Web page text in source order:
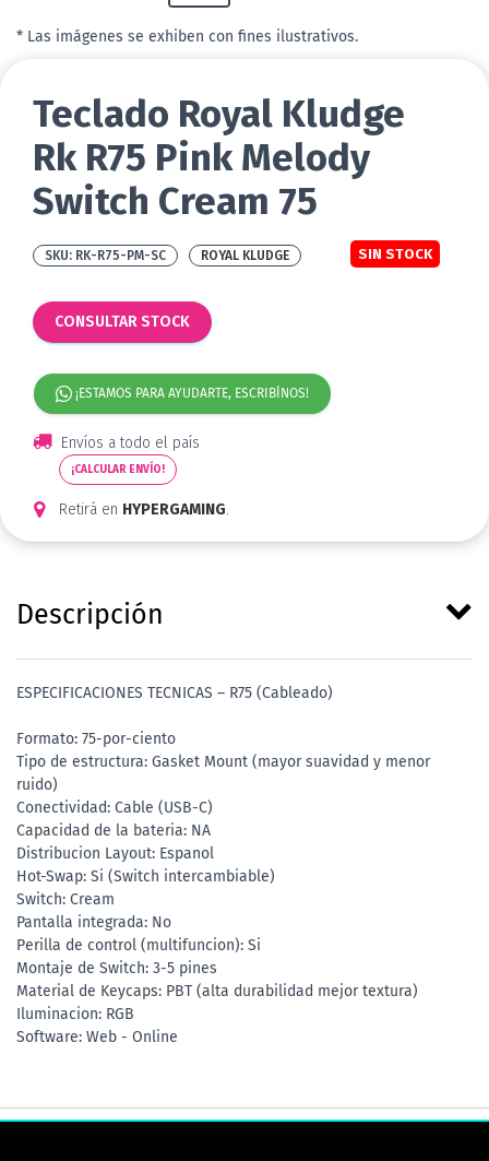
* Las imágenes se exhiben con fines ilustrativos.
Teclado Royal Kludge
Rk R75 Pink Melody
Switch Cream 75
RK-R75-PM-SC SIN STOCK
ROYAL KLUDGE
CONSULTAR STOCK
¡ESTAMOS PARA AYUDARTE, ESCRIBÍNOS!
Envíos a todo el país
¡CALCULAR ENVÍO!
Retirá en HYPERGAMING.
Descripción
ESPECIFICACIONES TECNICAS – R75 (Cableado)
Formato: 75-por-ciento
Tipo de estructura: Gasket Mount (mayor suavidad y menor
ruido)
Conectividad: Cable (USB-C)
Capacidad de la bateria: NA
Distribucion Layout: Espanol
Hot-Swap: Si (Switch intercambiable)
Switch: Cream
Pantalla integrada: No
Perilla de control (multifuncion): Si
Montaje de Switch: 3-5 pines
Material de Keycaps: PBT (alta durabilidad mejor textura)
Iluminacion: RGB
Software: Web - Online